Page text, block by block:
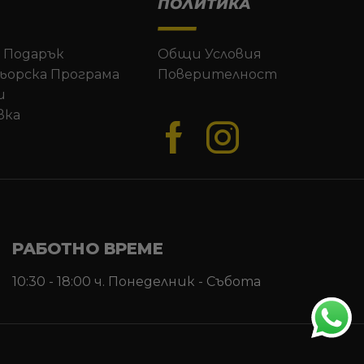
Подарък
Програма
ПОЛИТИКА
Общи Условия
Поверителност
РАБОТНО ВРЕМЕ
10:30 - 18:00 ч. Понеделник - Събота